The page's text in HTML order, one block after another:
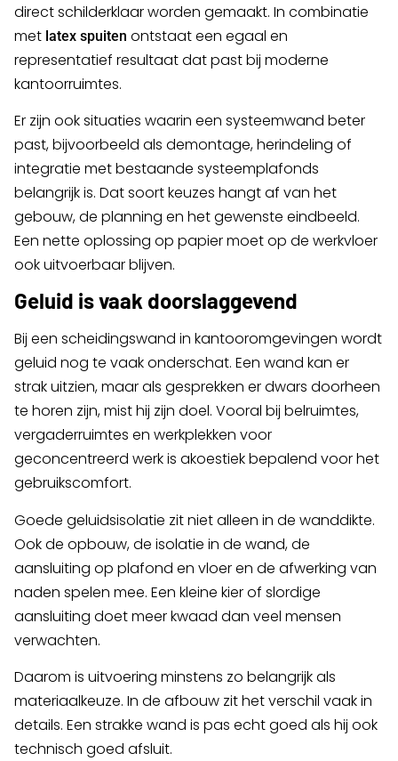
direct schilderklaar worden gemaakt. In combinatie
met latex spuiten ontstaat een egaal en
representatief resultaat dat past bij moderne
kantoorruimtes.
Er zijn ook situaties waarin een systeemwand beter
past, bijvoorbeeld als demontage, herindeling of
integratie met bestaande systeemplafonds
belangrijk is. Dat soort keuzes hangt af van het
gebouw, de planning en het gewenste eindbeeld.
Een nette oplossing op papier moet op de werkvloer
ook uitvoerbaar blijven.
Geluid is vaak doorslaggevend
Bij een scheidingswand in kantooromgevingen wordt
geluid nog te vaak onderschat. Een wand kan er
strak uitzien, maar als gesprekken er dwars doorheen
te horen zijn, mist hij zijn doel. Vooral bij belruimtes,
vergaderruimtes en werkplekken voor
geconcentreerd werk is akoestiek bepalend voor het
gebruikscomfort.
Goede geluidsisolatie zit niet alleen in de wanddikte.
Ook de opbouw, de isolatie in de wand, de
aansluiting op plafond en vloer en de afwerking van
naden spelen mee. Een kleine kier of slordige
aansluiting doet meer kwaad dan veel mensen
verwachten.
Daarom is uitvoering minstens zo belangrijk als
materiaalkeuze. In de afbouw zit het verschil vaak in
details. Een strakke wand is pas echt goed als hij ook
technisch goed afsluit.